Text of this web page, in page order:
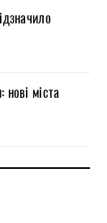
міста